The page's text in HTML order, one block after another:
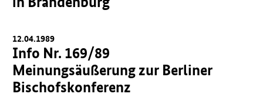
12.04.1989
Info Nr. 169/89
Meinungsäußerung zur Berliner
Bischofskonferenz